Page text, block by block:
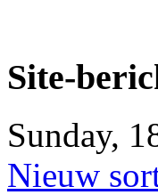
Site-
Sunday,
Nieuw